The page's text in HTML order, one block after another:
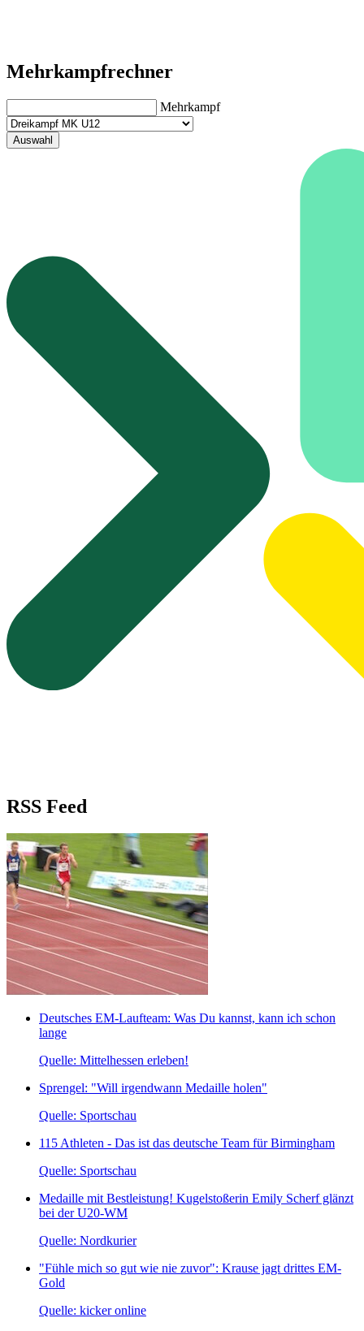
Mehrkampfrechner
Mehrkampf
Auswahl
RSS Feed
Deutsches EM-Laufteam: Was Du kannst, kann ich schon
lange
Quelle: Mittelhessen erleben!
Sprengel: "Will irgendwann Medaille holen"
Quelle: Sportschau
115 Athleten - Das ist das deutsche Team für Birmingham
Quelle: Sportschau
Medaille mit Bestleistung! Kugelstoßerin Emily Scherf glänzt
bei der U20-WM
Quelle: Nordkurier
"Fühle mich so gut wie nie zuvor": Krause jagt drittes EM-
Gold
Quelle: kicker online